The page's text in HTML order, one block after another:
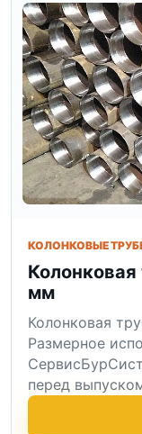
КОЛОНКОВЫЕ
мм
Колонковая
Размерное
перед